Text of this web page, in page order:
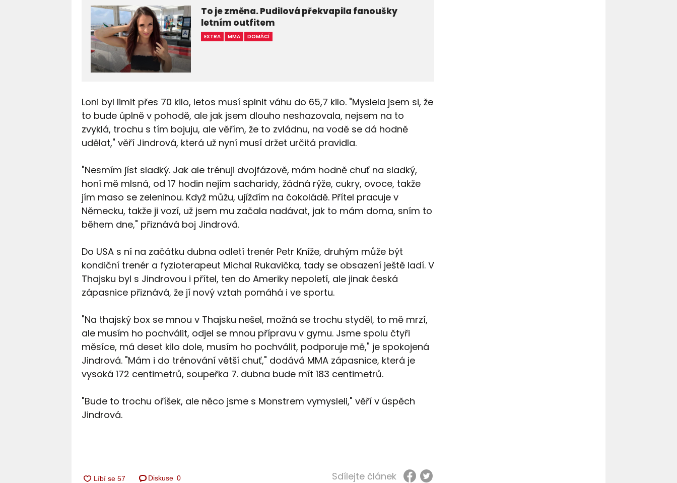
To je změna. Pudilová překvapila fanoušky
letním outfitem
EXTRA MMA DOMÁCÍ
Loni byl limit přes 70 kilo, letos musí splnit váhu do 65,7 kilo. "Myslela jsem si, že
to bude úplně v pohodě, ale jak jsem dlouho neshazovala, nejsem na to
zvyklá, trochu s tím bojuju, ale věřím, že to zvládnu, na vodě se dá hodně
udělat," věří Jindrová, která už nyní musí držet určitá pravidla.
"Nesmím jíst sladký. Jak ale trénuji dvojfázově, mám hodně chuť na sladký,
honí mě mlsná, od 17 hodin nejím sacharidy, žádná rýže, cukry, ovoce, takže
jím maso se zeleninou. Když můžu, ujíždím na čokoládě. Přítel pracuje v
Německu, takže ji vozí, už jsem mu začala nadávat, jak to mám doma, sním to
během dne," přiznává boj Jindrová.
Do USA s ní na začátku dubna odletí trenér Petr Kníže, druhým může být
kondiční trenér a fyzioterapeut Michal Rukavička, tady se obsazení ještě ladí. V
Thajsku byl s Jindrovou i přítel, ten do Ameriky nepoletí, ale jinak česká
zápasnice přiznává, že jí nový vztah pomáhá i ve sportu.
"Na thajský box se mnou v Thajsku nešel, možná se trochu styděl, to mě mrzí,
ale musím ho pochválit, odjel se mnou přípravu v gymu. Jsme spolu čtyři
měsíce, má deset kilo dole, musím ho pochválit, podporuje mě," je spokojená
Jindrová. "Mám i do trénování větší chuť," dodává MMA zápasnice, která je
vysoká 172 centimetrů, soupeřka 7. dubna bude mít 183 centimetrů.
"Bude to trochu oříšek, ale něco jsme s Monstrem vymysleli," věří v úspěch
Jindrová.
Diskuse 0 Sdílejte článek